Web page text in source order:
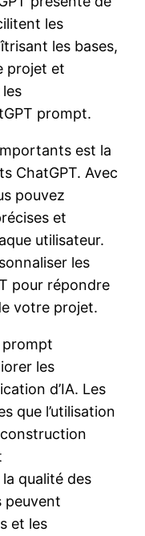
les
les bases,
projet et
prompt.
est la
ChatGPT. Avec
pouvez
et
utilisateur.
les
pour répondre
votre projet.
prompt
les
d’IA. Les
que l’utilisation
qualité des
peuvent
et les